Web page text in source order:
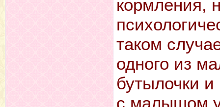
кормления,
таком
одного из
бутылочки и
с малышом у